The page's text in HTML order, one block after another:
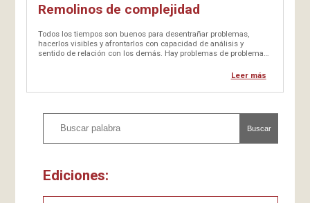
Remolinos de complejidad
Todos los tiempos son buenos para desentrañar problemas,
hacerlos visibles y afrontarlos con capacidad de análisis y
sentido de relación con los demás. Hay problemas de problemas.
ser afrontados con rapidez, y de alcanzar con prontitud lasLeer más
Buscar
Ediciones: